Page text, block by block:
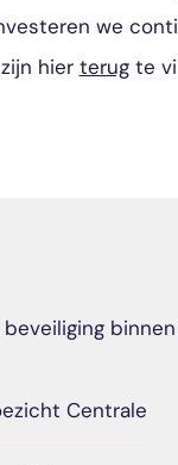
we
hier terugte
Centrale